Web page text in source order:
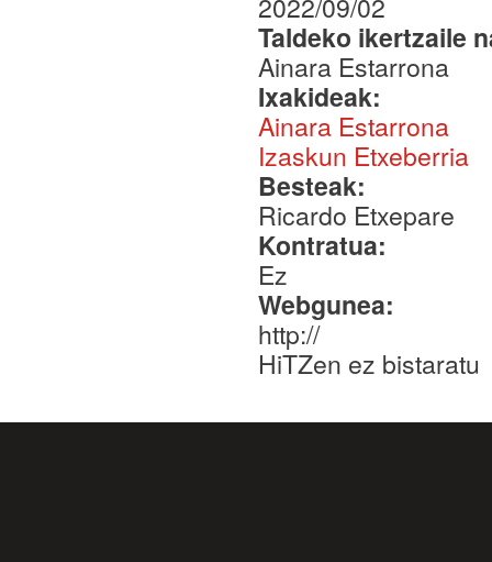
Taldeko ikertzaile
Ainara Estarrona
Ixakideak:
Ainara Estarrona
Izaskun Etxeberria
Besteak:
Ricardo Etxepare
Kontratua:
Ez
Webgunea:
http://
HiTZen ez bistaratu